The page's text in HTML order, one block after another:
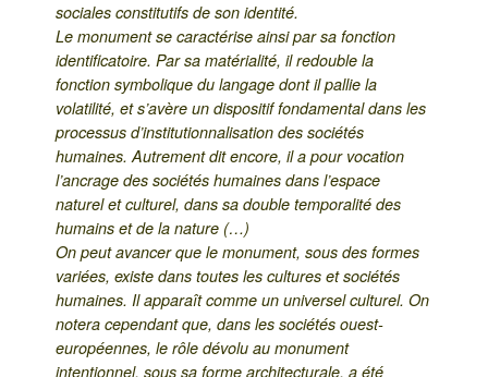
sociales constitutifs de son identité.
Le monument se caractérise ainsi par sa fonction
identificatoire. Par sa matérialité, il redouble la
fonction symbolique du langage dont il pallie la
volatilité, et s’avère un dispositif fondamental dans les
processus d’institutionnalisation des sociétés
humaines. Autrement dit encore, il a pour vocation
l’ancrage des sociétés humaines dans l’espace
naturel et culturel, dans sa double temporalité des
humains et de la nature (…)
On peut avancer que le monument, sous des formes
variées, existe dans toutes les cultures et sociétés
humaines. Il apparaît comme un universel culturel. On
notera cependant que, dans les sociétés ouest-
européennes, le rôle dévolu au monument
intentionnel, sous sa forme architecturale, a été